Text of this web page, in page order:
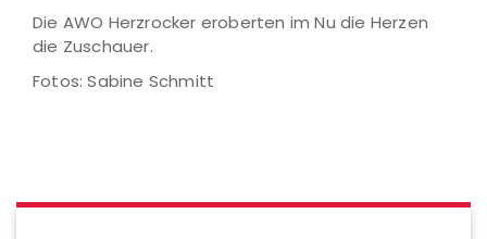
Die AWO Herzrocker eroberten im Nu die Herzen
die Zuschauer.
Fotos: Sabine Schmitt